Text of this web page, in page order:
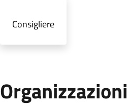
Consigliere
Organizzazioni